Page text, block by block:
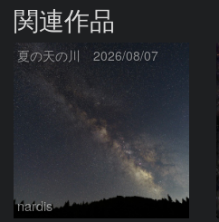
関連作品
夏の天の川 2026/08/07
nardis